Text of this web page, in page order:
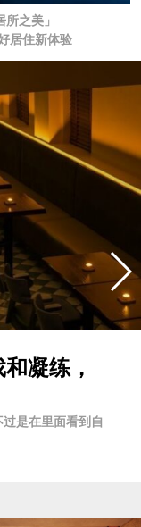
之美」
居住新体验
凝练，
是在里面看到自